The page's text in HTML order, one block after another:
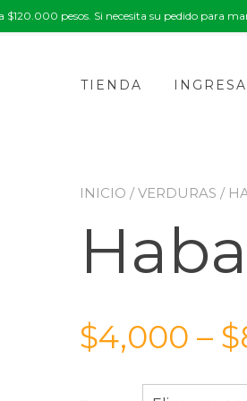
TIENDA
INICIO /VERDURAS /
$4,000 – $
pesos. Si necesita su pedido para